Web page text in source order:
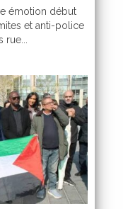
émotion début
et anti-police
rue...